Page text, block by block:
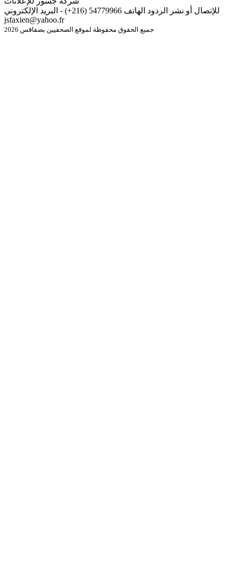
للإتصال أو نشر الردود الهاتف 54779966 (216+) - البريد الإلكتروني
jsfaxien@yahoo.fr
جميع الحقوق محفوظة لموقع الصحفيين بصفاقس 2026